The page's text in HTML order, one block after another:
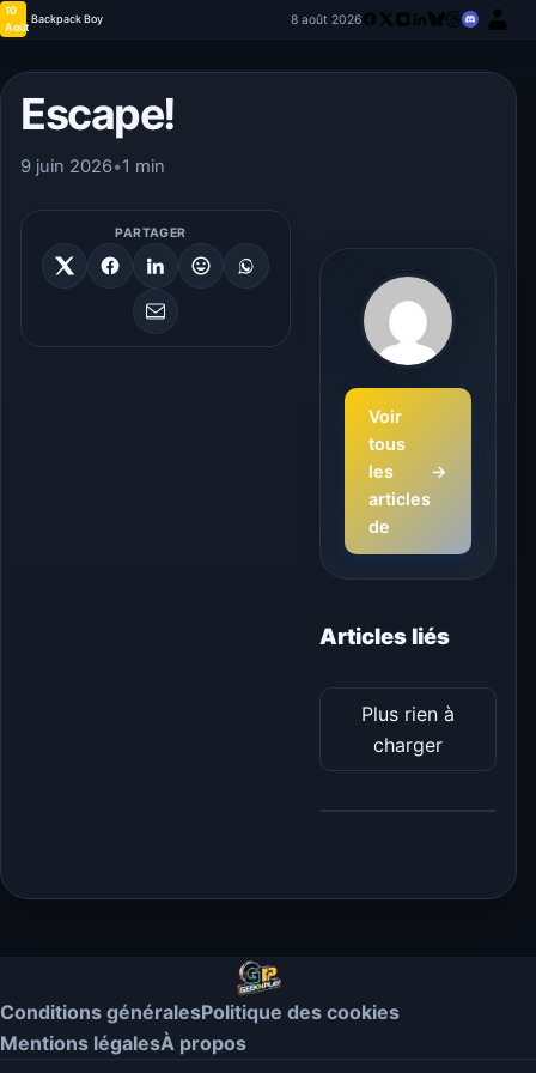
10
Août
Backpack Boy 8 août 2026
Escape!
9 juin 2026•1 min
PARTAGER
Voir
tous
les
articles
de
→
Articles liés
Plus rien à
charger
Conditions généralesPolitique des cookies
Mentions légalesÀ propos